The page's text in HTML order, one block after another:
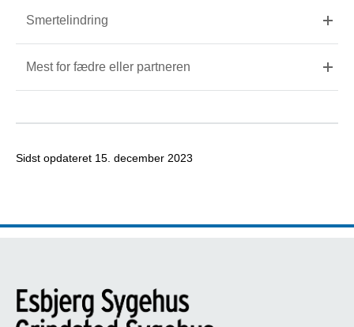
Smertelindring
Mest for fædre eller partneren
Sidst opdateret 15. december 2023